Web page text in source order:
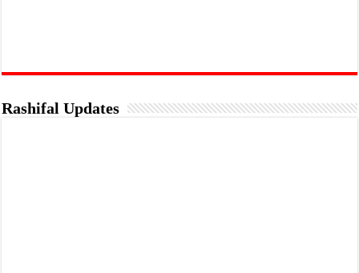
Rashifal Updates